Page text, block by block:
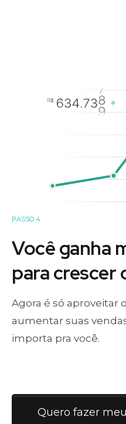
PASSO 4
Você ganha
para crescer
Agora é só aproveitar
aumentar suas
importa pra você.
Quero fazer